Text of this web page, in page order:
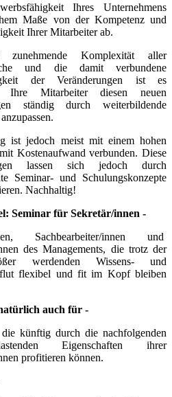
Ihres Unternehmens
Maße von der Kompetenz und
Ihrer Mitarbeiter ab.
Komplexität aller
und die damit verbundene
der Veränderungen ist es
Ihre Mitarbeiter diesen neuen
ständig durch weiterbildende
ist jedoch meist mit einem hohen
Kostenaufwand verbunden. Diese
lassen sich jedoch durch
Seminar- und Schulungskonzepte
Nachhaltig!
Seminar für Sekretär/innen -
Sachbearbeiter/innen und
des Managements, die trotz der
werdenden Wissens- und
flexibel und fit im Kopf bleiben
auch für -
die künftig durch die nachfolgenden
Eigenschaften ihrer
profitieren können.